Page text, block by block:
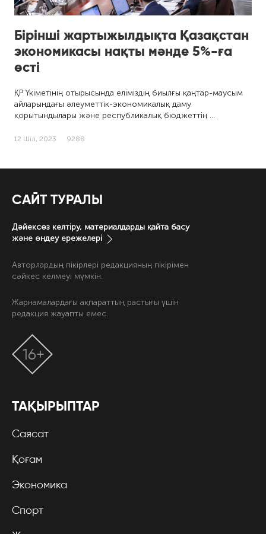
Бірінші жартыжылдықта Қазақстан
экономикасы нақты мәнде 5%-ға
өсті
ҚР Үкіметінің отырысында еліміздің биылғы қаңтар-маусым
айларындағы әлеуметтік-экономикалық даму
қорытындылары және республикалық бюджеттің …
12 Шіл, 2023 9288
САЙТ ТУРАЛЫ
Дәйексөз келтіру, материалдарды қайта басу
және өңдеу ережелері
Авторлардың пікірлері редакцияның пікірімен
сәйкес келмеуі мүмкін.
Жарнамалардағы ақпараттың растығы үшін
редакция жауапты емес.
ТАҚЫРЫПТАР
Саясат
Қоғам
Экономика
Спорт
16+